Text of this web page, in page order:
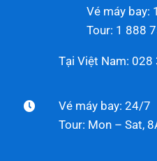
Vé máy bay: 1
Tour: 1 888
Tại Việt Nam:
Vé máy bay: 24/7
Tour: Mon – Sat,